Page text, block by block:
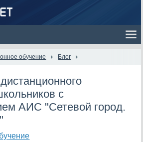
обучение Блог
с
АИС "Сетевой город.